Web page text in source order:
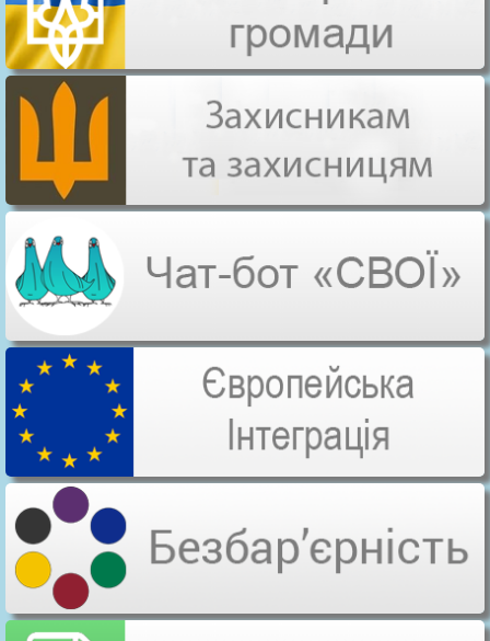
8 06.03.2019
господарство
“ЮКОС і К”
обслуговування
Легусь Євген
Реконструкція
адмінбудівлі з
будівництвом
нежитлової
10 17.12.2019
Олена
Реконструкція
одноквартирний
11 18.02.2020
ПП “Південний
Азимут” в особі
директора
Чумаченка
Андрія
Анатолійовича
Реконструкція
адмінбудівлі,
будівництво гаражу
підсобного
12 17.03.2020
Легусь Євген
Миколайович
адмінбудівлі під
магазин